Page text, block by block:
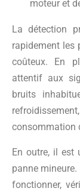
moteur et
La détection
rapidement les
coûteux. En
attentif aux
bruits
consommation
En outre, il est
panne
fonctionner,